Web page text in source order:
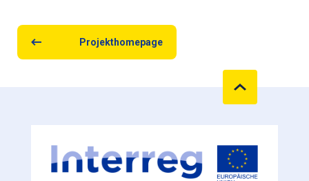
Projekthomepage